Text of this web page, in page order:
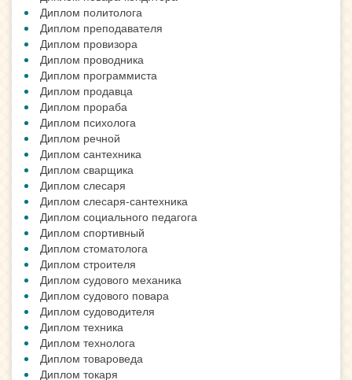
Диплом политолога
Диплом преподавателя
Диплом провизора
Диплом проводника
Диплом программиста
Диплом продавца
Диплом прораба
Диплом психолога
Диплом речной
Диплом сантехника
Диплом сварщика
Диплом слесаря
Диплом слесаря-сантехника
Диплом социального педагога
Диплом спортивный
Диплом стоматолога
Диплом строителя
Диплом судового механика
Диплом судового повара
Диплом судоводителя
Диплом техника
Диплом технолога
Диплом товароведа
Диплом токаря